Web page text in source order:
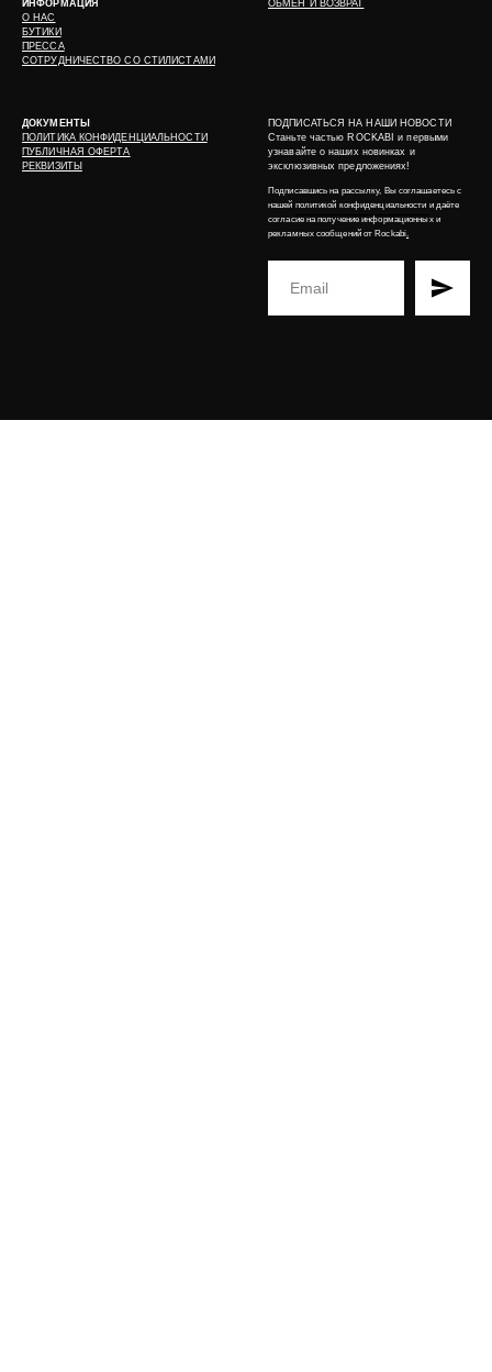
ИНФОРМАЦИЯ
О НАС
БУТИКИ
ПРЕССА
СОТРУДНИЧЕСТВО СО СТИЛИСТАМИ
ОБМЕН И ВОЗВРАТ
ДОКУМЕНТЫ
ПОЛИТИКА КОНФИДЕНЦИАЛЬНОСТИ
ПУБЛИЧНАЯ ОФЕРТА
РЕКВИЗИТЫ
ПОДПИСАТЬСЯ НА НАШИ НОВОСТИ
Станьте частью ROCKABI и первыми
узнавайте о наших новинках и
эксклюзивных предложениях!
Подписавшись на рассылку, Вы соглашаетесь с
нашей политикой конфиденциальности и даёте
согласие на получение информационных и
рекламных сообщений от Rockabi